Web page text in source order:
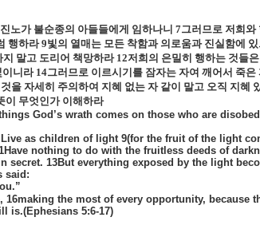
노가 불순종의 아들들에게 임하나니 7그러므로 저희와
행하라9빛의 열매는 모든 착함과 의로움과 진실함에
말고 도리어 책망하라12저희의 은밀히 행하는 것들
이니라14그러므로 이르시기를 잠자는 자여 깨어서 죽
을 자세히 주의하여 지혜 없는 자 같이 말고 오직 지혜
이 무엇인가 이해하라
God’s wrath comes on those who are
as children of light 9(for the fruit of the light
nothing to do with the fruitless deeds of
secret. 13But everything exposed by the light
said:
the most of every opportunity, because
is.(Ephesians 5:6-17)